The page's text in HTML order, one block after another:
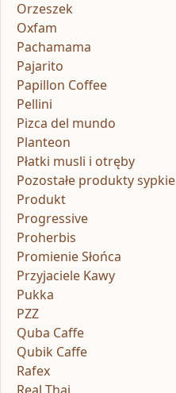
Orzeszek
Oxfam
Pachamama
Pajarito
Papillon Coffee
Pellini
Pizca del mundo
Planteon
Płatki musli i otręby
Pozostałe produkty sypkie
Produkt
Progressive
Proherbis
Promienie Słońca
Przyjaciele Kawy
Pukka
PZZ
Quba Caffe
Qubik Caffe
Rafex